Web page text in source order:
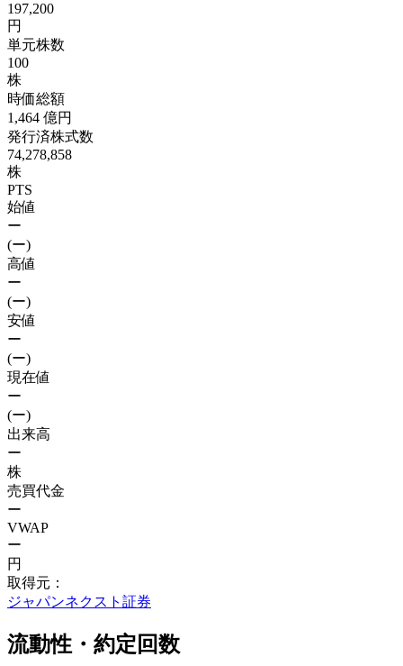
197,200
円
単元株数
100
株
時価総額
1,464 億円
発行済株式数
74,278,858
株
PTS
始値
ー
(ー)
高値
ー
(ー)
安値
ー
(ー)
現在値
ー
(ー)
出来高
ー
株
売買代金
ー
VWAP
ー
円
取得元：
ジャパンネクスト証券
流動性・約定回数